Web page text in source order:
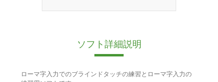
ソフト詳細説明
ローマ字入力でのブラインドタッチの練習とローマ字入力の